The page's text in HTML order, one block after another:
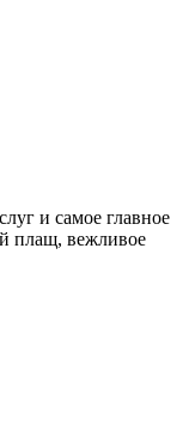
и самое главное
плащ, вежливое